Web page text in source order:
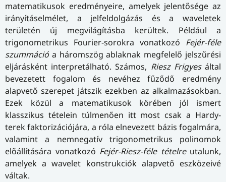
matematikusok eredményeire, amelyek jelentősége az
irányításelmélet, a jelfeldolgázás és a waveletek
területén új megvilágításba kerültek. Például a
trigonometrikus Fourier-sorokra vonatkozó Fejér-féle
szummáció a háromszög ablaknak megfelelő jelszűrési
eljárásként interpretálható. Számos, Riesz Frigyesáltal
bevezetett fogalom és nevéhez fűződő eredmény
alapvető szerepet játszik ezekben az alkalmazásokban.
Ezek közül a matematikusok körében jól ismert
klasszikus tételein túlmenően itt most csak a Hardy-
terek faktorizációjára, a róla elnevezett bázis fogalmára,
valamint a nemnegatív trigonometrikus polinomok
előállítására vonatkozó Fejér-Riesz-féle tételreutalunk,
amelyek a wavelet konstrukciók alapvető eszközeivé
váltak.